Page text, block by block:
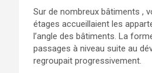
Sur de nombreux bâtiments ,
étages accueillaient les
l’angle des bâtiments. La
passages à niveau suite au
regroupait progressivement.